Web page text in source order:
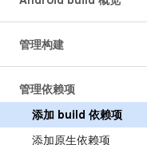
管理构建
管理依赖项
添加 build 依赖项
添加原生依赖项